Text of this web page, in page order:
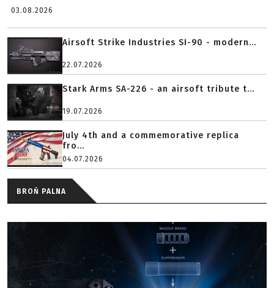
03.08.2026
Airsoft Strike Industries SI-90 - modern...
22.07.2026
Stark Arms SA-226 - an airsoft tribute t...
19.07.2026
July 4th and a commemorative replica
fro...
04.07.2026
BROŃ PALNA